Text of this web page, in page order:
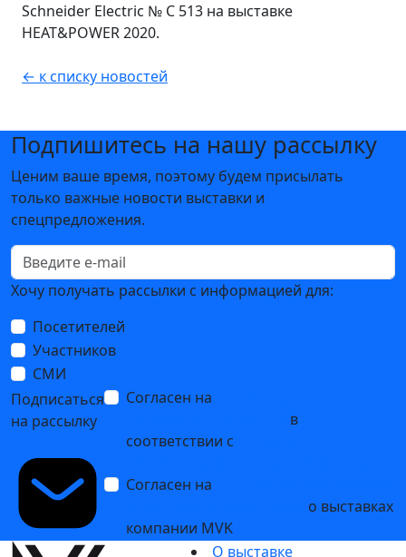
Schneider Electric № С 513 на выставке
HEAT&POWER 2020.
← к списку новостей
Подпишитесь на нашу рассылку
Ценим ваше время, поэтому будем присылать
только важные новости выставки и
спецпредложения.
Хочу получать рассылки с информацией для:
Посетителей
Участников
СМИ
Подписаться
на рассылку
Согласен на
в
соответствии с
Согласен на
о выставках
компании MVK
О выставке